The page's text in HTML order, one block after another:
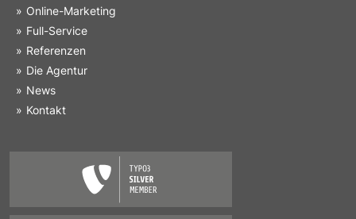
Online-Marketing
Full-Service
Referenzen
Die Agentur
News
Kontakt